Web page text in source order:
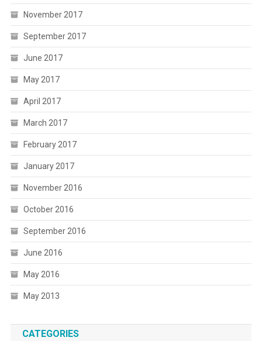
November 2017
September 2017
June 2017
May 2017
April 2017
March 2017
February 2017
January 2017
November 2016
October 2016
September 2016
June 2016
May 2016
May 2013
CATEGORIES